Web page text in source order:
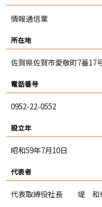
情報通信業
所在地
佐賀県佐賀市愛敬町7番
電話番号
0952-22-0552
設立年
昭和59年7月10日
代表者
代表取締役社長 堤 和